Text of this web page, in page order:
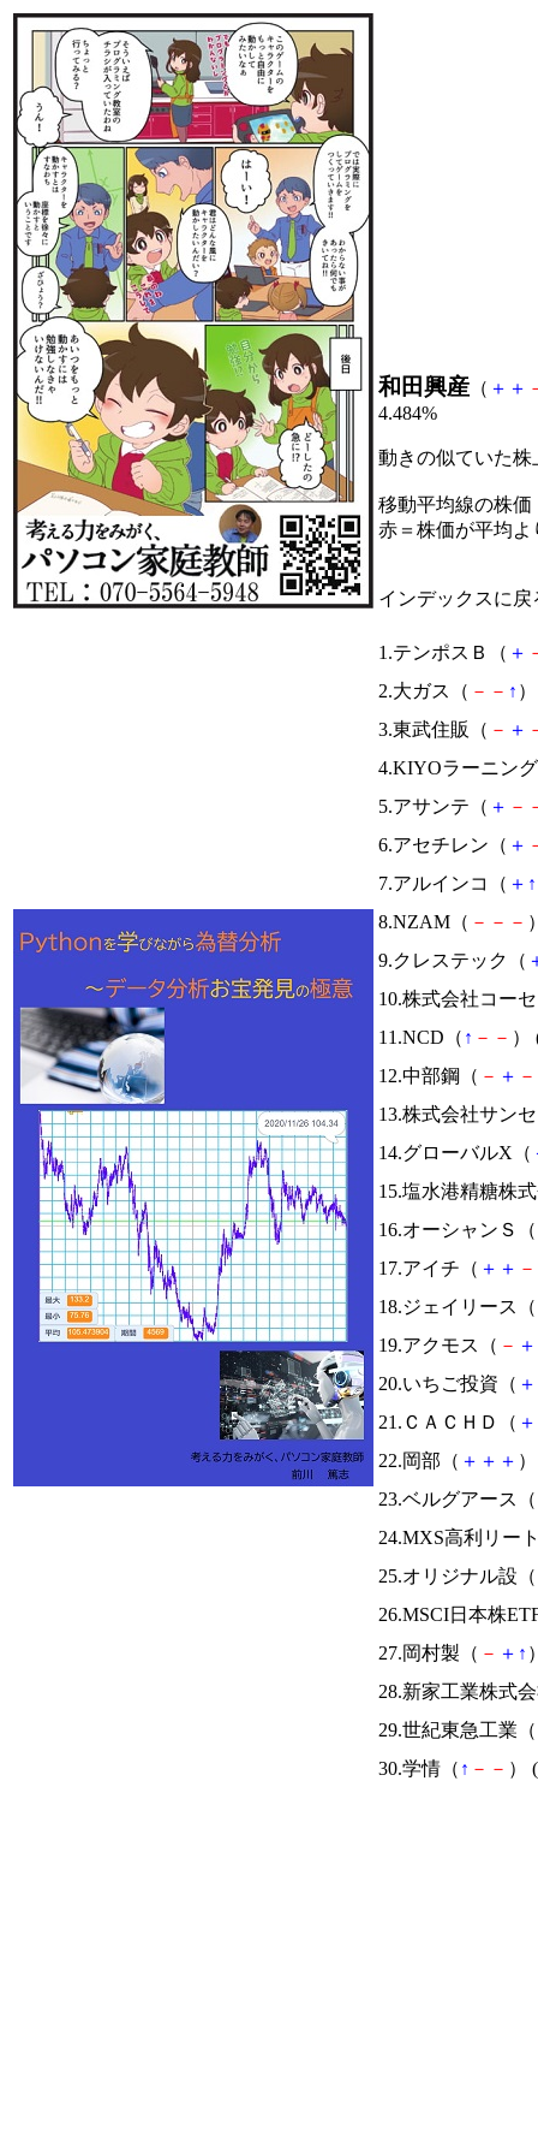
和田興産 （ ＋ ＋
4.484%
動きの似ていた
移動平均線の株価
赤＝株価が平均
インデックスに戻
1.テンポスＢ（ ＋
2.大ガス（ － － ↑
3.東武住販（ － ＋
4.KIYOラーニン
5.アサンテ（ ＋ －
6.アセチレン（ ＋
7.アルインコ（ ＋ ↑
8.NZAM（ － － －
9.クレステック（
10.株式会社コー
11.NCD（ ↑ － － ）
12.中部鋼（ － ＋ －
13.株式会社サン
14.グローバルX（
15.塩水港精糖株
16.オーシャンＳ（
17.アイチ（ ＋ ＋ －
18.ジェイリース（
19.アクモス（ － ＋
20.いちご投資（ ＋
21.ＣＡＣＨＤ（ ＋
22.岡部（ ＋ ＋ ＋
23.ベルグアース（
24.MXS高利リー
25.オリジナル設（
26.MSCI日本株
27.岡村製（ － ＋ ↑
28.新家工業株式
29.世紀東急工業（
30.学情（ ↑ － － ） (